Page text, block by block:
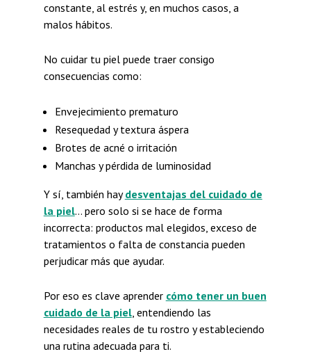
constante, al estrés y, en muchos casos, a
malos hábitos.
No cuidar tu piel puede traer consigo
consecuencias como:
Envejecimiento prematuro
Resequedad y textura áspera
Brotes de acné o irritación
Manchas y pérdida de luminosidad
Y sí, también haydesventajas del cuidado de
la piel… pero solo si se hace de forma
incorrecta: productos mal elegidos, exceso de
tratamientos o falta de constancia pueden
perjudicar más que ayudar.
Por eso es clave aprender cómo tener un buen
cuidado de la piel, entendiendo las
necesidades reales de tu rostro y estableciendo
una rutina adecuada para ti.